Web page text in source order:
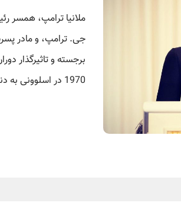
جی. ترامپ، و مادر
1970 در اسلوونی به دنیا آمد و به عنوان […]